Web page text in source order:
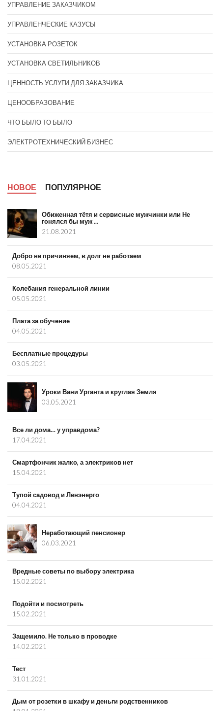
УПРАВЛЕНИЕ ЗАКАЗЧИКОМ
УПРАВЛЕНЧЕСКИЕ КАЗУСЫ
УСТАНОВКА РОЗЕТОК
УСТАНОВКА СВЕТИЛЬНИКОВ
ЦЕННОСТЬ УСЛУГИ ДЛЯ ЗАКАЗЧИКА
ЦЕНООБРАЗОВАНИЕ
ЧТО БЫЛО ТО БЫЛО
ЭЛЕКТРОТЕХНИЧЕСКИЙ БИЗНЕС
НОВОЕ ПОПУЛЯРНОЕ
Обиженная тётя и сервисные мужчинки или Не
гонялся бы муж ...
21.08.2021
Добро не причиняем, в долг не работаем
08.05.2021
Колебания генеральной линии
05.05.2021
Плата за обучение
04.05.2021
Бесплатные процедуры
03.05.2021
Уроки Вани Урганта и круглая Земля
03.05.2021
Все ли дома… у управдома?
17.04.2021
Смартфончик жалко, а электриков нет
15.04.2021
Тупой садовод и Ленэнерго
04.04.2021
Неработающий пенсионер
06.03.2021
Вредные советы по выбору электрика
15.02.2021
Подойти и посмотреть
15.02.2021
Защемило. Не только в проводке
14.02.2021
Тест
31.01.2021
Дым от розетки в шкафу и деньги родственников